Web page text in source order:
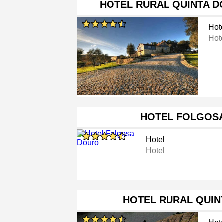
HOTEL RURAL QUINTA
HOTEL
Hotel
Hotel
HOTEL RURAL